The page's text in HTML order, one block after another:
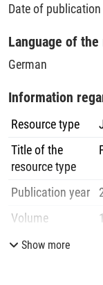
Date of
Language of
German
Information
Resource type
Title of the
resource type
Publication year
Volume
Issue
Show more